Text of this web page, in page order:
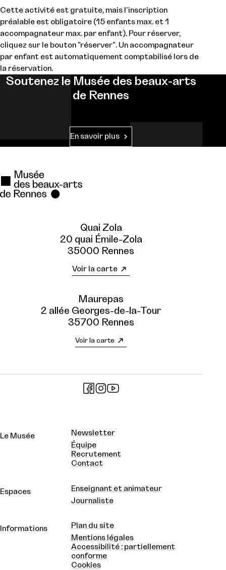
Cette activité est gratuite, mais l'inscription
préalable est obligatoire (15 enfants max. et 1
accompagnateur max. par enfant). Pour réserver,
cliquez sur le bouton "réserver". Un accompagnateur
par enfant est automatiquement comptabilisé lors de
la réservation.
Soutenez le Musée des beaux-arts
de Rennes
En savoir plus
Quai Zola
20 quai Émile-Zola
35000 Rennes
Voir la carte
Maurepas
2 allée Georges-de-la-Tour
35700 Rennes
Voir la carte
Le Musée
Newsletter
Équipe
Recrutement
Contact
Espaces
Enseignant et animateur
Journaliste
Informations
Plan du site
Mentions légales
Accessibilité : partiellement
conforme
Cookies